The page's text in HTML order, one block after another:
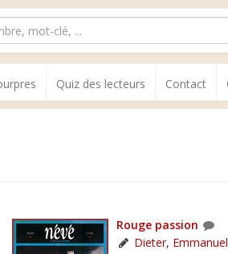
Quiz des lecteurs Contact
Rouge passion
Dieter,